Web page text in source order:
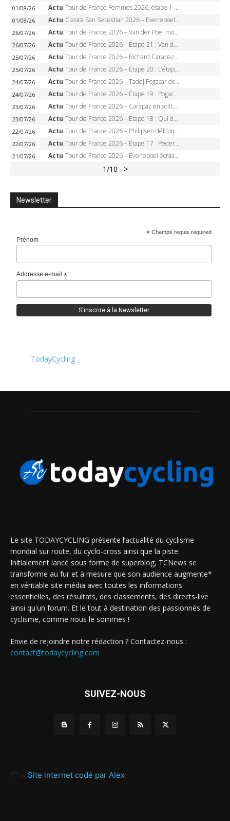
01/08/26 Actu Tour de France Femmes 2026, étape 1 – Lorena Wiebes intouchable à Lausanne, premier maillot jaune
01/08/26 Actu Clasica San Sebastian 2026 – Evenepoel recordman, 4e victoire, Carapaz battu au sprint
26/07/26 Actu Tour de France 2026 – Van der Poel monumental à Paris, Pogacar égale le record des cinq sacres
26/07/26 Actu Tour de France 2026 – Étape 21 : Van der Poel, Pogacar, qui succédera à Wout van Aert sur les Champs-Elysées ?
25/07/26 Actu Tour de France 2026 – Richard Carapaz roi des Alpes, doublé et maillot à pois, Seixas perd le podium
25/07/26 Actu Tour de France 2026 – Étape 20 : L’étape reine, Galibier, Sarenne, Alpe d’Huez, qui succédera à Pogacar ?
24/07/26 Actu Tour de France 2026 – Tadej Pogacar dompte l’Alpe d’Huez, 5e victoire, record de Pantani pulvérisé
24/07/26 Actu Tour de France 2026 – Étape 19 : Pogacar peut-il enfin dompter l’Alpe d’Huez ?
23/07/26 Actu Tour de France 2026 – Carapaz en solitaire à Orcières-Merlette, Paret-Peintre à un point du maillot à pois
23/07/26 Actu Tour de France 2026 – Étape 18 : Qui domptera Orcières-Merlette, première marche vers l’Alpe d’Huez ?
22/07/26 Actu Tour de France 2026 – Philipsen débloque son compteur à Voiron, Pedersen en danger pour le maillot vert
22/07/26 Actu Tour de France 2026 – Étape 17 : Pedersen peut-il verrouiller le maillot vert à Voiron ?
21/07/26 Actu Tour de France 2026 – Evenepoel écrase le chrono d’Évian, Seixas 4e, Lipowitz abandonne
1/10 >
Newsletter
* Champs requis required
Prénom
Addresse e-mail*
TodayCycling
Le site TODAYCYCLING présente l’actualité du cyclisme
mondial sur route, du cyclo-cross ainsi que la piste.
Initialement lancé sous forme de superblog, TCNews se
transforme au fur et à mesure que son audience augmente*
en véritable site média avec toutes les informations
essentielles, des résultats, des classements, des directs-live
ainsi qu'un forum. Et le tout à destination des passionnés de
cyclisme, comme nous le sommes !
Envie de rejoindre notre rédaction ? Contactez-nous :
contact@todaycycling.com
SUIVEZ-NOUS
Site internet codé par Alex